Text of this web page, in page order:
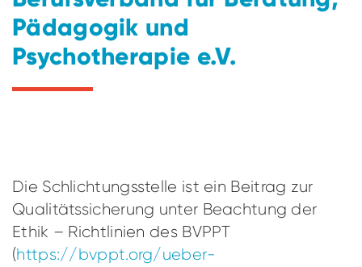
Pädagogik und
Psychotherapie e.V.
Die Schlichtungsstelle ist ein Beitrag zur
Qualitätssicherung unter Beachtung der
Ethik – Richtlinien des BVPPT
(https://bvppt.org/ueber-